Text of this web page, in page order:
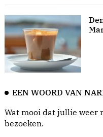
EEN WOORD VAN
Wat mooi dat jullie weer
bezoeken.